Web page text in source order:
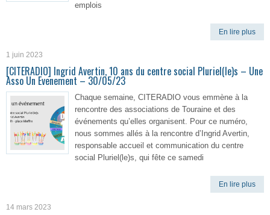
emplois
En lire plus
1 juin 2023
[CITERADIO] Ingrid Avertin, 10 ans du centre social Pluriel(le)s – Une
Asso Un Evenement – 30/05/23
Chaque semaine, CITERADIO vous emmène à la
rencontre des associations de Touraine et des
événements qu’elles organisent. Pour ce numéro,
nous sommes allés à la rencontre d’Ingrid Avertin,
responsable accueil et communication du centre
social Pluriel(le)s, qui fête ce samedi
En lire plus
14 mars 2023